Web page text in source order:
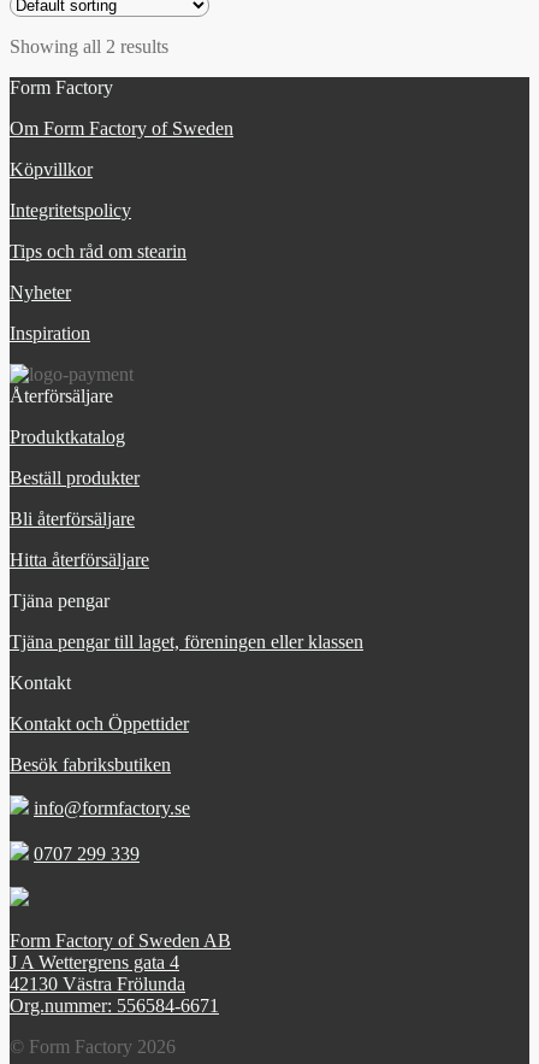
Showing all 2 results
Form Factory
Om Form Factory of Sweden
Köpvillkor
Integritetspolicy
Tips och råd om stearin
Nyheter
Inspiration
Återförsäljare
Produktkatalog
Beställ produkter
Bli återförsäljare
Hitta återförsäljare
Tjäna pengar
Tjäna pengar till laget, föreningen eller klassen
Kontakt
Kontakt och Öppettider
Besök fabriksbutiken
info@formfactory.se
0707 299 339
Form Factory of Sweden AB
J A Wettergrens gata 4
42130 Västra Frölunda
Org.nummer: 556584-6671
© Form Factory 2026